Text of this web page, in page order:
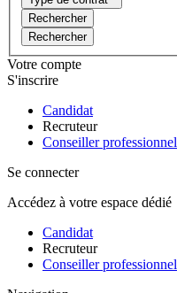
Rechercher
Rechercher
Votre compte
S'inscrire
Candidat
Recruteur
Conseiller professionnel
Se connecter
Accédez à votre espace dédié
Candidat
Recruteur
Conseiller professionnel